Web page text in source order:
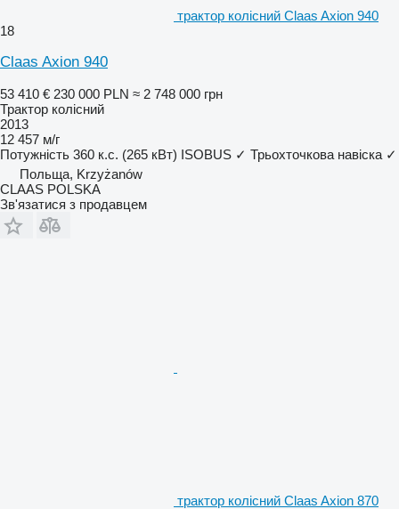
трактор колісний Claas Axion 940
18
Claas Axion 940
53 410 € 230 000 PLN ≈ 2 748 000 грн
Трактор колісний
2013
12 457 м/г
Потужність 360 к.с. (265 кВт) ISOBUS ✓ Трьохточкова навіска ✓
Польща, Krzyżanów
CLAAS POLSKA
Зв'язатися з продавцем
трактор колісний Claas Axion 870